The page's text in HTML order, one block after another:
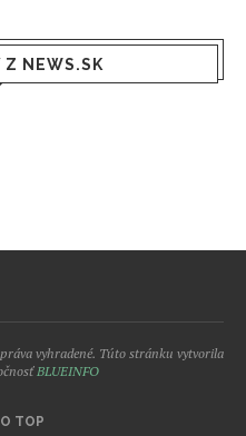
Z NEWS.SK
vyhradené. Túto stránku vytvorila
BLUEINFO
TOP